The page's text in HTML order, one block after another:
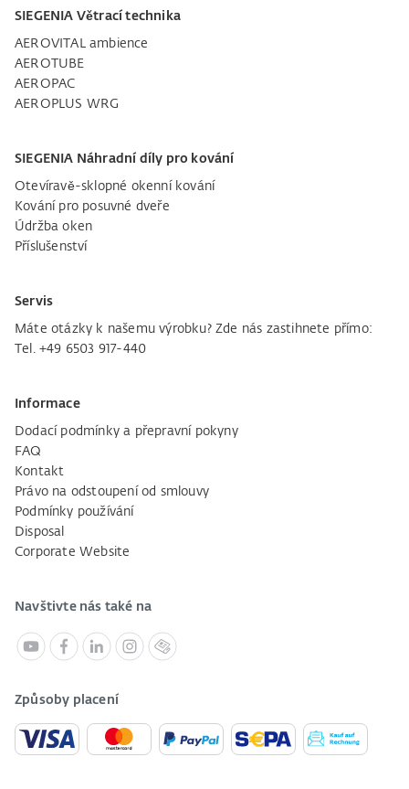
SIEGENIA Větrací technika
AEROVITAL ambience
AEROTUBE
AEROPAC
AEROPLUS WRG
SIEGENIA Náhradní díly pro kování
Otevíravě-sklopné okenní kování
Kování pro posuvné dveře
Údržba oken
Příslušenství
Servis
Máte otázky k našemu výrobku? Zde nás zastihnete přímo:
Tel. +49 6503 917-440
Informace
Dodací podmínky a přepravní pokyny
FAQ
Kontakt
Právo na odstoupení od smlouvy
Podmínky používání
Disposal
Corporate Website
Navštivte nás také na
Způsoby placení